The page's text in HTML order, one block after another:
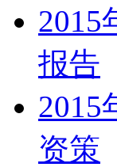
2015
报告
2015
资策